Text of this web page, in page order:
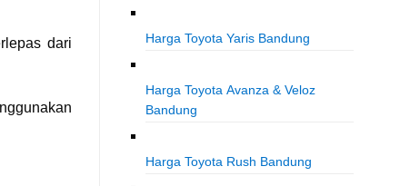
dari
Harga Toyota Yaris Bandung
Harga Toyota Avanza & Veloz
Bandung
Harga Toyota Rush Bandung